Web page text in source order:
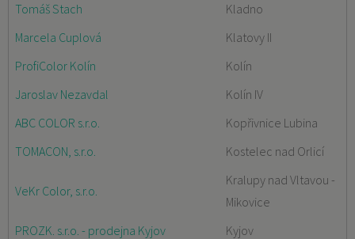
Tomáš Stach
Kladno
Marcela Cuplová
Klatovy II
ProfiColor Kolín
Kolín
Jaroslav Nezavdal
Kolín IV
ABC COLOR s.r.o.
Kopřivnice Lubina
TOMACON, s.r.o.
Kostelec nad Orlicí
VeKr Color, s.r.o.
Kralupy nad Vltavou -
Mikovice
PROZK. s.r.o. - prodejna Kyjov
Kyjov